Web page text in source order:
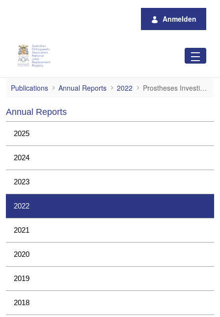
Anmelden
Prostheses Investigations
Publications Annual Reports 2022 Prostheses Investigations
Annual Reports
2025
2024
2023
2022
2021
2020
2019
2018